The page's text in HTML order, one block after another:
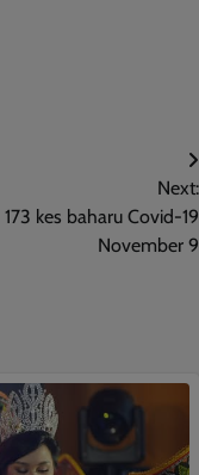
Next:
173 kes baharu Covid-19
November 9